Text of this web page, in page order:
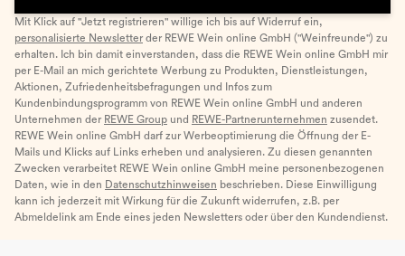
Mit Klick auf "Jetzt registrieren" willige ich bis auf Widerruf ein,
personalisierte Newsletter der REWE Wein online GmbH ("Weinfreunde") zu
erhalten. Ich bin damit einverstanden, dass die REWE Wein online GmbH mir
per E-Mail an mich gerichtete Werbung zu Produkten, Dienstleistungen,
Aktionen, Zufriedenheitsbefragungen und Infos zum
Kundenbindungsprogramm von REWE Wein online GmbH und anderen
Unternehmen der REWE Group und REWE-Partnerunternehmen zusendet.
REWE Wein online GmbH darf zur Werbeoptimierung die Öffnung der E-
Mails und Klicks auf Links erheben und analysieren. Zu diesen genannten
Zwecken verarbeitet REWE Wein online GmbH meine personenbezogenen
Daten, wie in den Datenschutzhinweisen beschrieben. Diese Einwilligung
kann ich jederzeit mit Wirkung für die Zukunft widerrufen, z.B. per
Abmeldelink am Ende eines jeden Newsletters oder über den Kundendienst.